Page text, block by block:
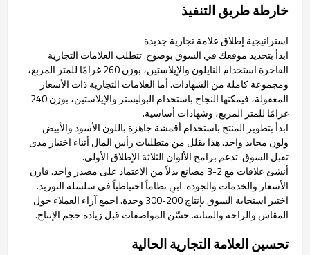
خارطة طريق التنفيذ
استراتيجية إطلاق علامة تجارية جديدة
ابدأ بتحديد موقعك في السوق بوضوح. تتطلب العلامات التجارية
الفاخرة استخدام النايلون والإيلاستين، بوزن 260 غرامًا للمتر المربع،
ومجموعة كاملة من الشهادات. أما العلامات التجارية ذات الأسعار
المعقولة، فيمكنها النجاح باستخدام البوليستر والإيلاستين، بوزن 240
غرامًا للمتر المربع، وشهادات أساسية.
ابدأ بتطوير المنتج باستخدام أقمشة جاهزة باللون الأسود والأبيض
ولون محايد واحد. هذا يقلل من متطلبات رأس المال أثناء اختبار مدى
تقبل السوق. تدعم برامج الألوان الثلاثة الإطلاق الأولي.
أنشئ علاقات مع 2-3 مصانع بدلاً من الاعتماد على مصدر واحد. قارن
الأسعار والخدمات والجودة. ابنِ نظاماً احتياطياً في سلسلة التوريد.
اختبر استجابة السوق بإنتاج 200-300 وحدة. اجمع آراء العملاء حول
المقاس والراحة والمتانة. حسّن المواصفات قبل زيادة حجم الإنتاج.
تحسين العلامة التجارية الحالية